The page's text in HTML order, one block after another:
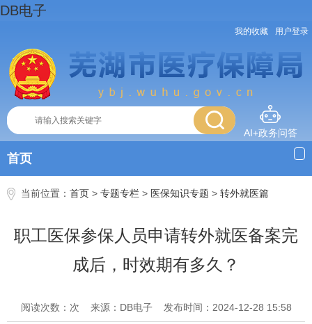
DB电子
我的收藏 用户登录
AI+政务问答
首页
当前位置： 首页 > 专题专栏 > 医保知识专题 > 转外就医篇
职工医保参保人员申请转外就医备案完
成后，时效期有多久？
阅读次数：次 来源：DB电子 发布时间：2024-12-28 15:58